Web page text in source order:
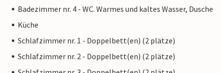
Gleichzeitig ist es nur eine halbe Stunde von den
entfernt; Die lange Sandküste, die sich entlang der Bucht
von Alcúdia erstreckt, ist nur einer von vielen tollen Orten,
um einen Tag am Strand zu verbringen. Wer eher sportlich
Badezimmer nr. 4 - WC. Warmes und kaltes Wasser, Dusche
Küche
Schlafzimmer nr. 1 - Doppelbett(en) (2 plätze)
Schlafzimmer nr. 2 - Doppelbett(en) (2 plätze)